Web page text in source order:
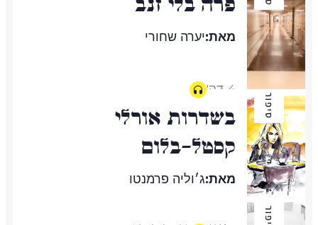
מאת:יערה שחורי
4 דק'
סיפור
בשדרות אורלי
קסטל-בלום
מאת:ג׳וליה פרמנטו
סיפור